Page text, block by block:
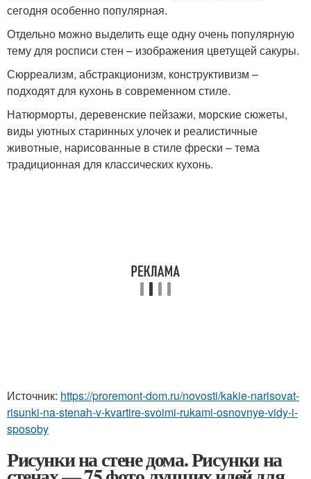
сегодня особенно популярная.
Отдельно можно выделить еще одну очень популярную
тему для росписи стен – изображения цветущей сакуры.
Сюрреализм, абстракционизм, конструктивизм –
подходят для кухонь в современном стиле.
Натюрморты, деревенские пейзажи, морские сюжеты,
виды уютных старинных улочек и реалистичные
животные, нарисованные в стиле фрески – тема
традиционная для классических кухонь.
Источник: https://proremont-dom.ru/novosti/kakie-narisovat-
risunki-na-stenah-v-kvartire-svoimi-rukami-osnovnye-vidy-i-
sposoby
Рисунки на стене дома. Рисунки на